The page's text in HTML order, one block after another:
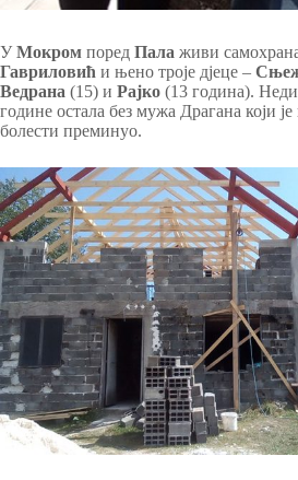
УМокром поред Пала живи
Гавриловић и њено троје дјеце –
Ведрана (15) и Рајко (13 година).
године остала без мужа Драгана који
болести преминуо.